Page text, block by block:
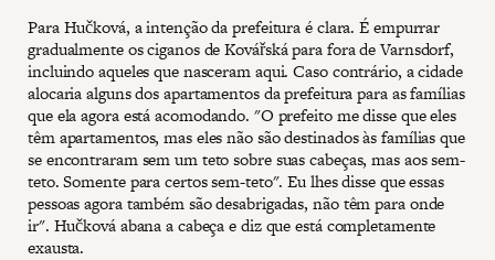
Para Hučková, a intenção da prefeitura é clara. É empurrar
gradualmente os ciganos de Kovářská para fora de Varnsdorf,
incluindo aqueles que nasceram aqui. Caso contrário, a cidade
alocaria alguns dos apartamentos da prefeitura para as famílias
que ela agora está acomodando. "O prefeito me disse que eles
têm apartamentos, mas eles não são destinados às famílias que
se encontraram sem um teto sobre suas cabeças, mas aos sem-
teto. Somente para certos sem-teto". Eu lhes disse que essas
pessoas agora também são desabrigadas, não têm para onde
ir". Hučková abana a cabeça e diz que está completamente
exausta.